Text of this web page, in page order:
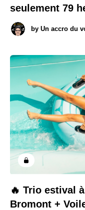
seulement 79
by Un accro du
🔥 Trio estival
Bromont +